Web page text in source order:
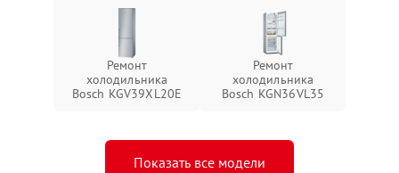
Ремонт
холодильника
Bosch KGV39XL20E
Ремонт
холодильника
Bosch KGN36VL35
Показать все модели